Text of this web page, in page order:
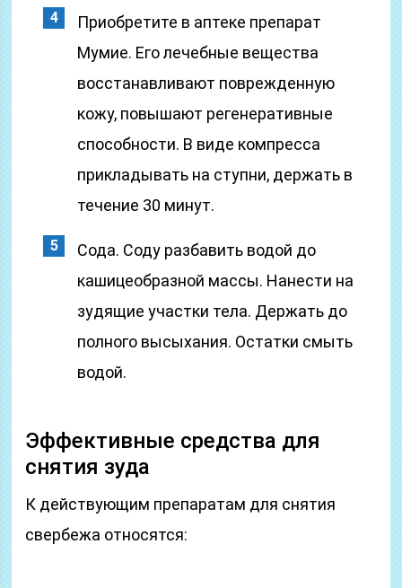
Приобретите в аптеке препарат
Мумие. Его лечебные вещества
восстанавливают поврежденную
кожу, повышают регенеративные
способности. В виде компресса
прикладывать на ступни, держать в
течение 30 минут.
Сода. Соду разбавить водой до
кашицеобразной массы. Нанести на
зудящие участки тела. Держать до
полного высыхания. Остатки смыть
водой.
Эффективные средства для
снятия зуда
К действующим препаратам для снятия
свербежа относятся: